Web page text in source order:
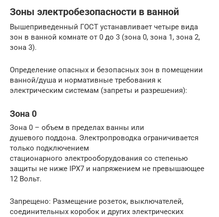
Зоны электробезопасности в ванной
Вышеприведенный ГОСТ устанавливает четыре вида
зон в ванной комнате от 0 до 3 (зона 0, зона 1, зона 2,
зона 3).
Определение опасных и безопасных зон в помещении
ванной/душа и нормативные требования к
электрическим системам (запреты и разрешения):
Зона 0
Зона 0 – объем в пределах ванны или
душевого поддона. Электропроводка ограничивается
только подключением
стационарного электрооборудования со степенью
защиты не ниже IPX7 и напряжением не превышающее
12 Вольт.
Запрещено: Размещение розеток, выключателей,
соединительных коробок и других электрических